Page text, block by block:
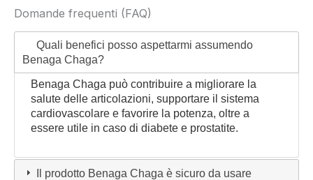
Domande frequenti (FAQ)
Quali benefici posso aspettarmi assumendo
Benaga Chaga?
Benaga Chaga può contribuire a migliorare la
salute delle articolazioni, supportare il sistema
cardiovascolare e favorire la potenza, oltre a
essere utile in caso di diabete e prostatite.
Il prodotto Benaga Chaga è sicuro da usare